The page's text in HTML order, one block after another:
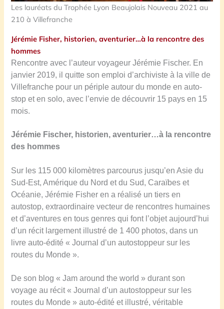
Les lauréats du Trophée Lyon Beaujolais Nouveau 2021 au
210 à Villefranche
Jérémie Fisher, historien, aventurier…à la rencontre des
hommes
Rencontre avec l’auteur voyageur Jérémie Fischer. En
janvier 2019, il quitte son emploi d’archiviste à la ville de
Villefranche pour un périple autour du monde en auto-
stop et en solo, avec l’envie de découvrir 15 pays en 15
mois.
Jérémie Fischer, historien, aventurier…à la rencontre
des hommes
Sur les 115 000 kilomètres parcourus jusqu’en Asie du
Sud-Est, Amérique du Nord et du Sud, Caraïbes et
Océanie, Jérémie Fisher en a réalisé un tiers en
autostop, extraordinaire vecteur de rencontres humaines
et d’aventures en tous genres qui font l’objet aujourd’hui
d’un récit largement illustré de 1 400 photos, dans un
livre auto-édité « Journal d’un autostoppeur sur les
routes du Monde ».
De son blog « Jam around the world » durant son
voyage au récit « Journal d’un autostoppeur sur les
routes du Monde » auto-édité et illustré, véritable